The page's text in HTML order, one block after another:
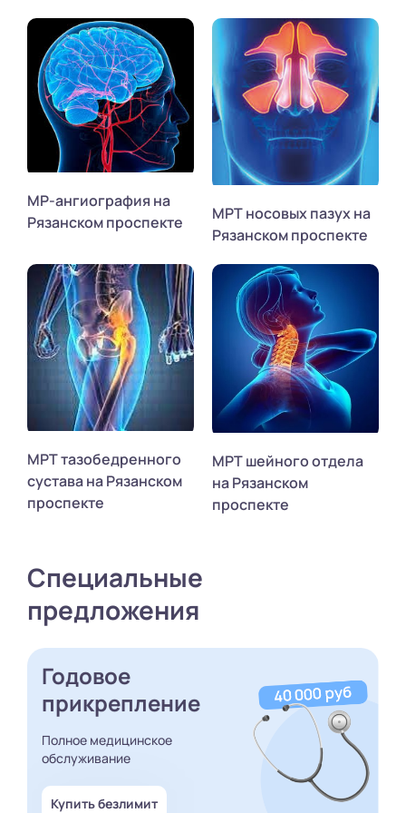
МР-ангиография на
Рязанском проспекте
МРТ носовых пазух на
Рязанском проспекте
МРТ тазобедренного
сустава на Рязанском
проспекте
МРТ шейного отдела
на Рязанском
проспекте
Специальные
предложения
Годовое
прикрепление
Полное медицинское
обслуживание
Купить безлимит